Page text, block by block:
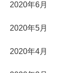
2020年6月
2020年5月
2020年4月